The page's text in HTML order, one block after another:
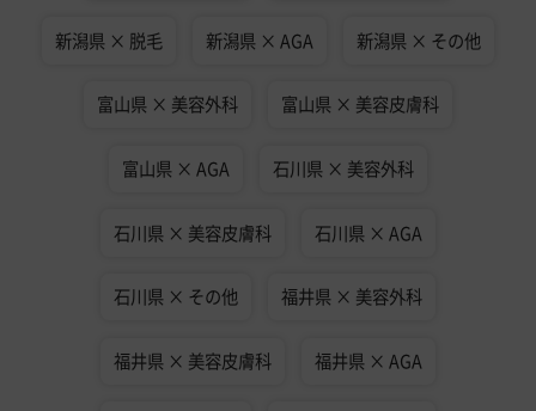
新潟県 × 脱毛 新潟県 × AGA 新潟県 × その他
富山県 × 美容外科 富山県 × 美容皮膚科
富山県 × AGA 石川県 × 美容外科
石川県 × 美容皮膚科 石川県 × AGA
石川県 × その他 福井県 × 美容外科
福井県 × 美容皮膚科 福井県 × AGA